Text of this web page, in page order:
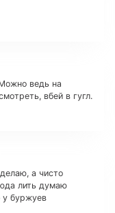
ведь на
вбей в гугл.
а чисто
лить думаю
у буржуев